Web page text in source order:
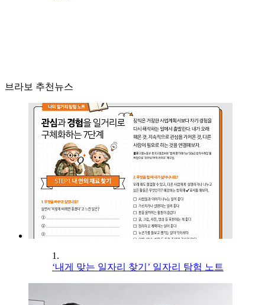
브라보 추천뉴스
1.
‘내게 맞는 일자리 찾기’ 일자리 탐험 노트